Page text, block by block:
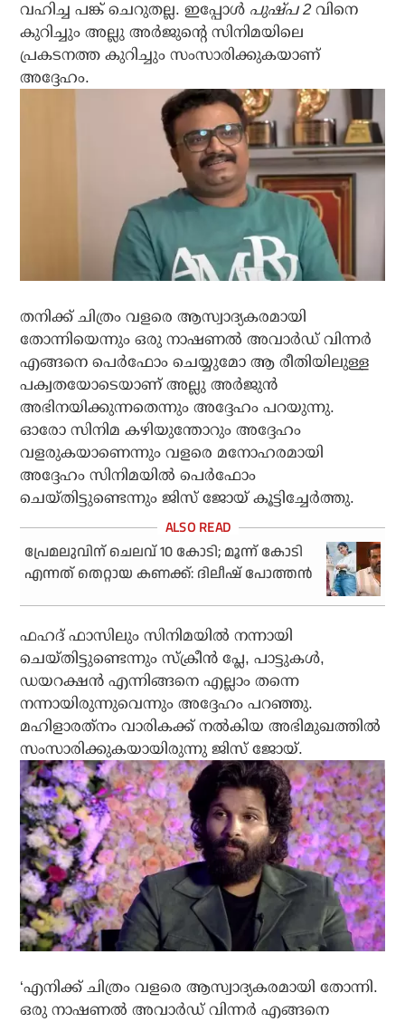
വഹിച്ച പങ്ക് ചെറുതല്ല. ഇപ്പോള്‍ പുഷ്പ 2വിനെ
കുറിച്ചും അല്ലു അര്‍ജുന്റെ സിനിമയിലെ
പ്രകടനത്ത കുറിച്ചും സംസാരിക്കുകയാണ്
അദ്ദേഹം.
തനിക്ക് ചിത്രം വളരെ ആസ്വാദ്യകരമായി
തോന്നിയെന്നും ഒരു നാഷണല്‍ അവാര്‍ഡ് വിന്നര്‍
എങ്ങനെ പെര്‍ഫോം ചെയ്യുമോ ആ രീതിയിലുള്ള
പക്വതയോടെയാണ് അല്ലു അര്‍ജുന്‍
അഭിനയിക്കുന്നതെന്നും അദ്ദേഹം പറയുന്നു.
ഓരോ സിനിമ കഴിയുന്തോറും അദ്ദേഹം
വളരുകയാണെന്നും വളരെ മനോഹരമായി
അദ്ദേഹം സിനിമയില്‍ പെര്‍ഫോം
ചെയ്തിട്ടുണ്ടെന്നും ജിസ് ജോയ് കൂട്ടിച്ചേര്‍ത്തു.
പ്രേമലുവിന് ചെലവ് 10 കോടി; മൂന്ന് കോടി
എന്നത് തെറ്റായ കണക്ക്: ദിലീഷ് പോത്തന്‍
ഫഹദ് ഫാസിലും സിനിമയില്‍ നന്നായി
ചെയ്തിട്ടുണ്ടെന്നും സ്‌ക്രീന്‍ പ്ലേ, പാട്ടുകള്‍,
ഡയറക്ഷന്‍ എന്നിങ്ങനെ എല്ലാം തന്നെ
നന്നായിരുന്നുവെന്നും അദ്ദേഹം പറഞ്ഞു.
മഹിളാരത്‌നം വാരികക്ക് നല്‍കിയ അഭിമുഖത്തില്‍
സംസാരിക്കുകയായിരുന്നു ജിസ് ജോയ്.
‘എനിക്ക് ചിത്രം വളരെ ആസ്വാദ്യകരമായി തോന്നി.
ഒരു നാഷണല്‍ അവാര്‍ഡ് വിന്നര്‍ എങ്ങനെ